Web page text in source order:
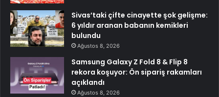
Sivas’taki çifte cinayette şok gelişme:
6 yıldır aranan babanın kemikleri
bulundu
Ağustos 8, 2026
Samsung Galaxy Z Fold 8 & Flip 8
rekora koşuyor: Ön sipariş rakamları
açıklandı
Ağustos 8, 2026